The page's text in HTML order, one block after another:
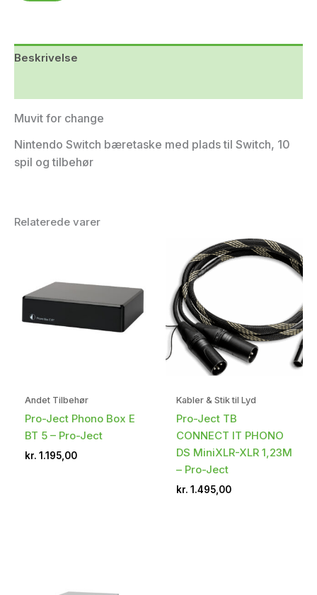
Beskrivelse
Muvit for change
Nintendo Switch bæretaske med plads til Switch, 10
spil og tilbehør
Relaterede varer
Andet Tilbehør
Pro-Ject Phono Box E
BT 5 – Pro-Ject
kr. 1.195,00
Kabler & Stik til Lyd
Pro-Ject TB
CONNECT IT PHONO
DS MiniXLR-XLR 1,23M
– Pro-Ject
kr. 1.495,00